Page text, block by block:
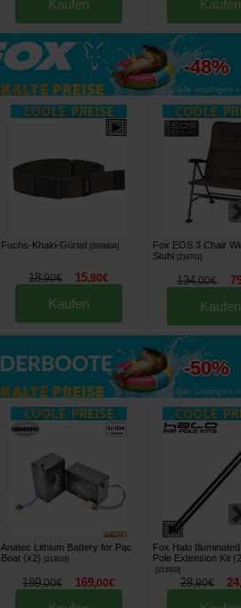
Kaufen Kaufen
bis zu
-48%
Alle anzeigen »
Fuchs-Khaki-Gürtel [268980A]
18,90€ 15,90€
Kaufen
Fox EOS 3 Chair
Stuhl [216701]
134,00€
Kaufen
bis zu
-50%
Alle anzeigen »
Anatec Lithium Battery for Pac
Boat (x2)
213615]
189,00€ 169,00€
Fox Halo
Pole Extension Kit
213503]
28,90€ 24